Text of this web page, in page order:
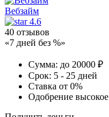
Вебзайм
4.6
40 отзывов
«7 дней без %»
Сумма: до 20000 ₽
Срок: 5 - 25 дней
Ставка от 0%
Одобрение высокое